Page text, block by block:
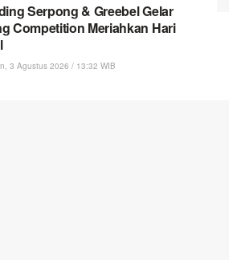
Serpong & Greebel Gelar
Competition Meriahkan Hari
3 Agustus 2026 / 13:32 WIB